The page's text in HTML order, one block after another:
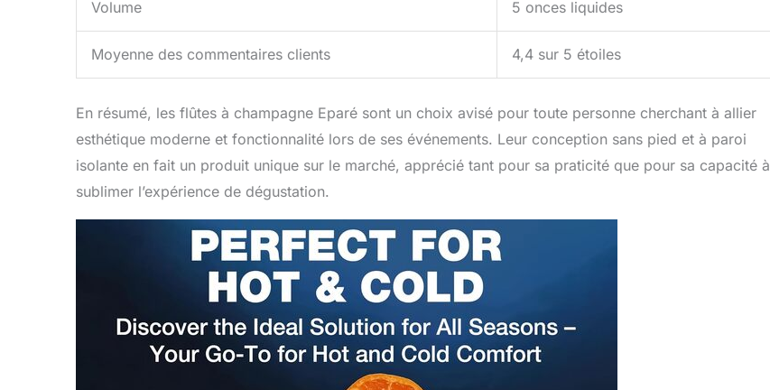
Volume 5 onces liquides
Moyenne des commentaires clients 4,4 sur 5 étoiles
En résumé, les flûtes à champagne Eparé sont un choix avisé pour toute personne cherchant à allier
esthétique moderne et fonctionnalité lors de ses événements. Leur conception sans pied et à paroi
isolante en fait un produit unique sur le marché, apprécié tant pour sa praticité que pour sa capacité à
sublimer l’expérience de dégustation.